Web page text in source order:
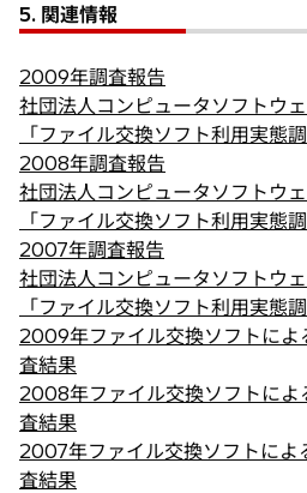
5. 関連情報
2009年調査報告
社団法人コンピュータソフトウ
「ファイル交換ソフト利用実
2008年調査報告
社団法人コンピュータソフトウ
「ファイル交換ソフト利用実
2007年調査報告
社団法人コンピュータソフトウ
「ファイル交換ソフト利用実
2009年ファイル交換ソフトによ
査結果
2008年ファイル交換ソフトによ
査結果
2007年ファイル交換ソフトによ
査結果